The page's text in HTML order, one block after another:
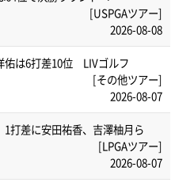
[USPGAツアー]
2026-08-08
佑は6打差10位 LIVゴルフ
[その他ツアー]
2026-08-07
打差に安田祐香、吉澤柚月ら
[LPGAツアー]
2026-08-07